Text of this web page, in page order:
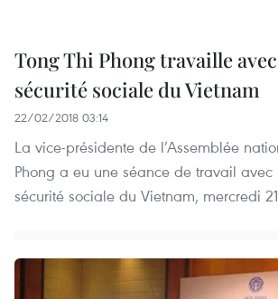
Tong Thi Phong travaille
sécurité sociale du Vietnam
22/02/2018 03:14
La vice-présidente de l’Assemblée
Phong a eu une séance de travail
sécurité sociale du Vietnam, mercredi